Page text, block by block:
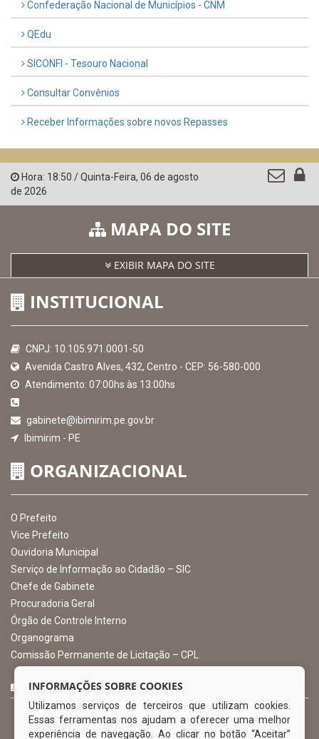
LINKS ÚTEIS
QEdu
Consultar Convênios
Hora:
de 2026
MAPA DO SITE
INSTITUCIONAL
Atendimento: 07:00hs às 13:00hs
gabinete@ibimirim.pe.gov.br
Ibimirim - PE
ORGANIZACIONAL
O Prefeito
Vice Prefeito
Ouvidoria Municipal
Serviço de Informação ao Cidadão – SIC
Chefe de Gabinete
INFORMAÇÕES SOBRE COOKIES
Utilizamos serviços de terceiros que utilizam cookies.
Essas ferramentas nos ajudam a oferecer uma melhor
experiência de navegação. Ao clicar no botão “Aceitar”